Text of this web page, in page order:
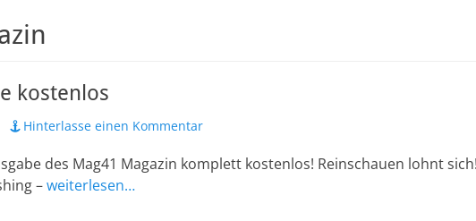
kostenlos
Hinterlasse einen Kommentar
des Mag41 Magazin komplett kostenlos! Reinschauen lohnt sich!
–weiterlesen…